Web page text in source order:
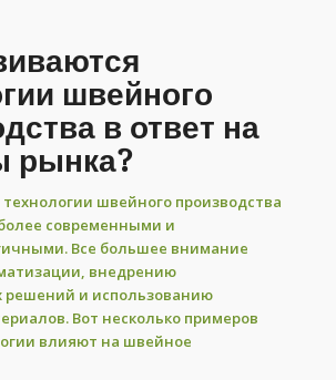
швейного
в ответ на
рынка?
швейного производства
современными и
Все большее внимание
внедрению
и использованию
Вот несколько примеров
влияют на швейное